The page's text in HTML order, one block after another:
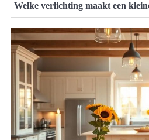
Welke verlichting maakt een